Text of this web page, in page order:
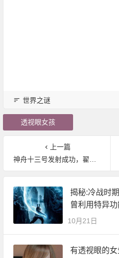
世界之谜
透视眼女孩
上一篇
神舟十三号发射成功，翟志刚/王亚平/叶光富三名宇航员将在太空工作半年
揭秘:冷战时
曾利用特异
10月21日
有透视眼的